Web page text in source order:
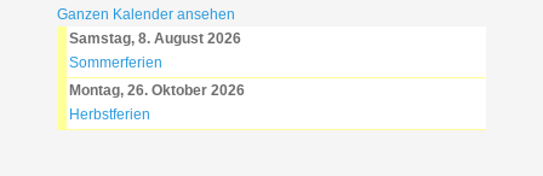
Ganzen Kalender ansehen
Samstag, 8. August 2026
Sommerferien
Montag, 26. Oktober 2026
Herbstferien